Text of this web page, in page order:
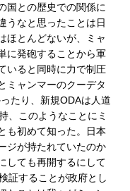
国との歴史での関係に
うなと思ったことは日
ほとんどないが、ミャ
に発砲することから軍
いると同時に力で制圧
ミャンマーのクーデタ
たり、新規ODAは人道
、このようなことにミ
も初めて知った。日本
ジが持たれていたのか
しても再開するにして
証することが政府とし